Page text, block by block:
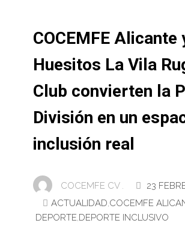
COCEMFE Alicante
Huesitos La Vila
Club convierten la
División en un
inclusión real
COCEMFE CV .
23
ACTUALIDAD,COCEMFE
DEPORTE,DEPORTE INCLUSIVO